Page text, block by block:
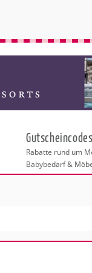
Gutscheincodes
Rabatte rund um
Babybedarf &